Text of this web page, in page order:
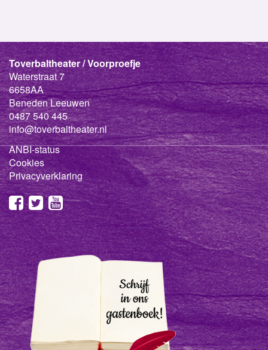
Toverbaltheater / Voorproefje
Waterstraat 7
6658AA
Beneden Leeuwen
0487 540 445
info@toverbaltheater.nl
ANBI-status
Cookies
Privacyverklaring